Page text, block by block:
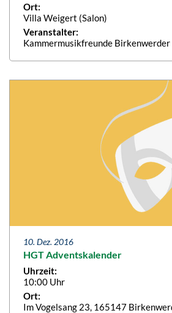
Ort:
Villa Weigert (Salon)
Veranstalter:
Kammermusikfreunde Birkenwerder
10. Dez. 2016
HGT Adventskalender
Uhrzeit:
10:00 Uhr
Ort:
Im Vogelsang 23, 165147